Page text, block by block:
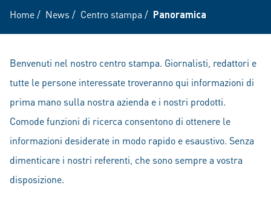
Home/ News / Centro stampa / Panoramica
Benvenuti nel nostro centro stampa. Giornalisti, redattori e
tutte le persone interessate troveranno qui informazioni di
prima mano sulla nostra azienda e i nostri prodotti.
Comode funzioni di ricerca consentono di ottenere le
informazioni desiderate in modo rapido e esaustivo. Senza
dimenticare i nostri referenti, che sono sempre a vostra
disposizione.